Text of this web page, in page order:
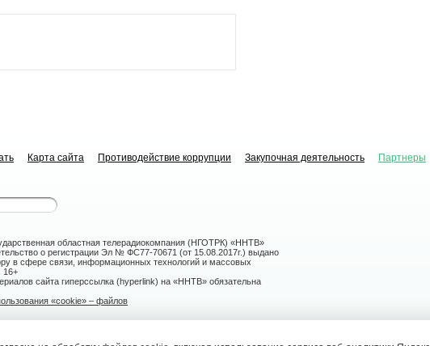
Карта сайта Противодействие коррупции Закупочная деятельность Партнеры
областная телерадиокомпания (НГОТРК) «ННТВ»
о регистрации Эл № ФС77-70671 (от 15.08.2017г.) выдано
в сфере связи, информационных технологий и массовых
16+
сайта гиперссылка (hyperlink) на «ННТВ» обязательна
«cookie» – файлов